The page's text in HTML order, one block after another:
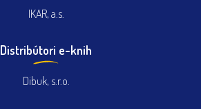
IKAR, a.s.
Distribútori e-knih
Dibuk, s.r.o.